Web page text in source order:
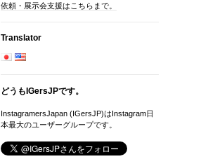
依頼・展示会支援はこちらまで。
Translator
どうもIGersJPです。
InstagramersJapan (IGersJP)はInstagram日
本最大のユーザーグループです。